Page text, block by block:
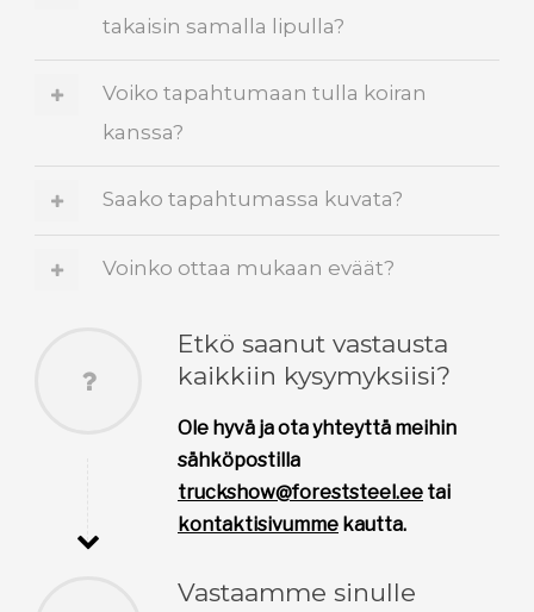
takaisin samalla lipulla?
Voiko tapahtumaan tulla koiran
kanssa?
Saako tapahtumassa kuvata?
Voinko ottaa mukaan eväät?
Etkö saanut vastausta
kaikkiin kysymyksiisi?
Ole hyvä ja ota yhteyttä meihin
sähköpostilla
truckshow@foreststeel.ee tai
kontaktisivumme kautta.
Vastaamme sinulle